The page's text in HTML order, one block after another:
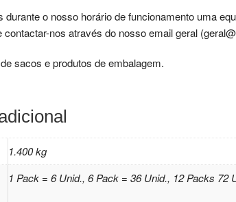
durante o nosso horário de funcionamento uma
nos através do nosso email geral
sacos e produtos de embalagem.
1.400 kg
1 Pack = 6 Unid., 6 Pack = 36 Unid., 12 Packs 72